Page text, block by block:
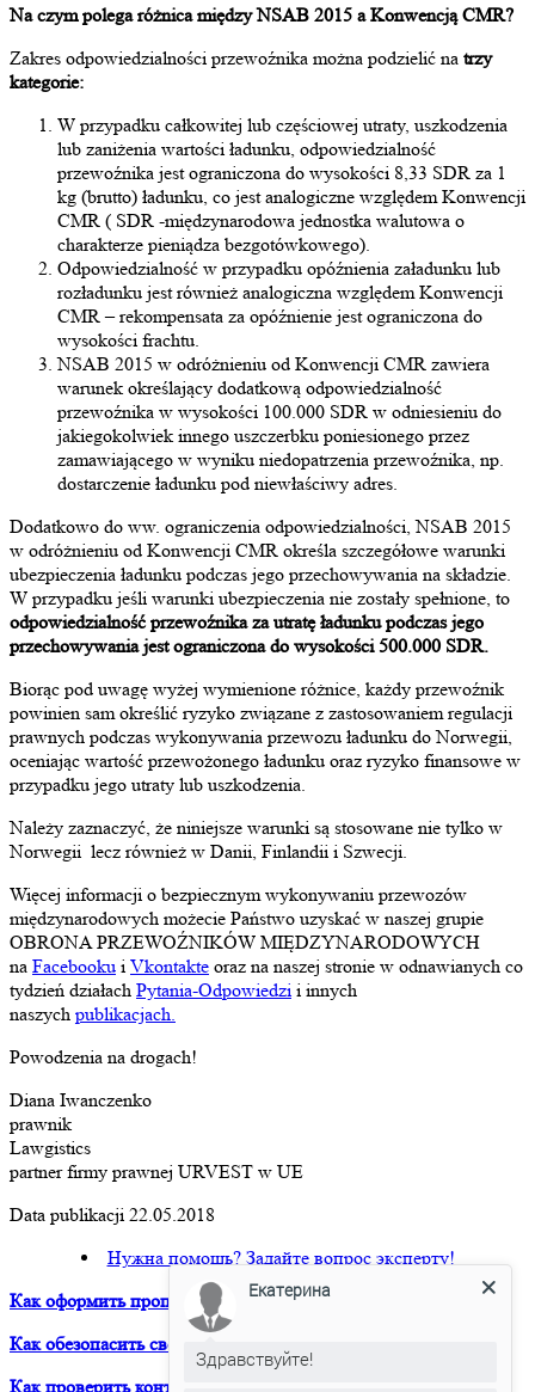
Na czym polega różnica między NSAB 2015 a Konwencją CMR?
Zakres odpowiedzialności przewoźnika można podzielić na trzy
kategorie:
W przypadku całkowitej lub częściowej utraty, uszkodzenia
lub zaniżenia wartości ładunku, odpowiedzialność
przewoźnika jest ograniczona do wysokości 8,33 SDR za 1
kg (brutto) ładunku, co jest analogiczne względem Konwencji
CMR ( SDR -międzynarodowa jednostka walutowa o
charakterze pieniądza bezgotówkowego).
Odpowiedzialność w przypadku opóźnienia załadunku lub
rozładunku jest również analogiczna względem Konwencji
CMR – rekompensata za opóźnienie jest ograniczona do
wysokości frachtu.
NSAB 2015 w odróżnieniu od Konwencji CMR zawiera
warunek określający dodatkową odpowiedzialność
przewoźnika w wysokości 100.000 SDR w odniesieniu do
jakiegokolwiek innego uszczerbku poniesionego przez
zamawiającego w wyniku niedopatrzenia przewoźnika, np.
dostarczenie ładunku pod niewłaściwy adres.
Dodatkowo do ww. ograniczenia odpowiedzialności, NSAB 2015
w odróżnieniu od Konwencji CMR określa szczegółowe warunki
ubezpieczenia ładunku podczas jego przechowywania na składzie.
W przypadku jeśli warunki ubezpieczenia nie zostały spełnione, to
odpowiedzialność przewoźnika za utratę ładunku podczas jego
przechowywania jest ograniczona do wysokości 500.000 SDR.
Biorąc pod uwagę wyżej wymienione różnice, każdy przewoźnik
powinien sam określić ryzyko związane z zastosowaniem regulacji
prawnych podczas wykonywania przewozu ładunku do Norwegii,
oceniając wartość przewożonego ładunku oraz ryzyko finansowe w
przypadku jego utraty lub uszkodzenia.
Należy zaznaczyć, że niniejsze warunki są stosowane nie tylko w
Norwegii lecz również w Danii, Finlandii i Szwecji.
Więcej informacji o bezpiecznym wykonywaniu przewozów
międzynarodowych możecie Państwo uzyskać w naszej grupie
OBRONA PRZEWOŹNIKÓW MIĘDZYNARODOWYCH
na Facebooku i Vkontakte oraz na naszej stronie w odnawianych co
tydzień działach Pytania-Odpowiedzi i innych
naszych publikacjach.
Powodzenia na drogach!
Diana Iwanczenko
prawnik
Lawgistics
partner firmy prawnej URVEST w UE
Data publikacji 22.05.2018
Нужна помощь? Задайте вопрос эксперту!
Как оформить пропуск на МКАД?
Как обезопасить свой бизнес при работе с Китаем?
Как проверить контрагента?
Екатерина
Здравствуйте!